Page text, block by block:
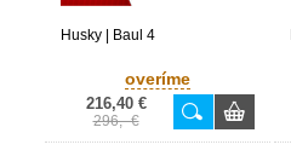
Husky | Baul 4
overíme
216,40 €
296,- €